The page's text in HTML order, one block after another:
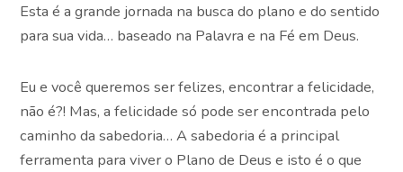
Esta é a grande jornada na busca do plano e do sentido
para sua vida… baseado na Palavra e na Fé em Deus.
Eu e você queremos ser felizes, encontrar a felicidade,
não é?! Mas, a felicidade só pode ser encontrada pelo
caminho da sabedoria… A sabedoria é a principal
ferramenta para viver o Plano de Deus e isto é o que